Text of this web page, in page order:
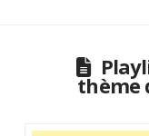
thème